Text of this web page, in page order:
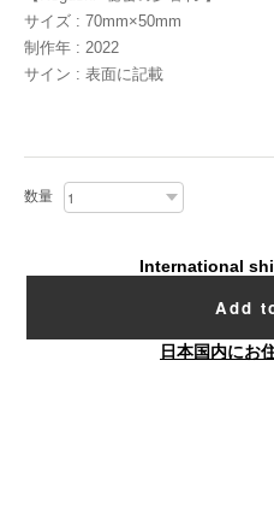
サイズ : 70mm×50mm
制作年 : 2022
サイン : 表面に記載
数量
International
Add
日本国内にお